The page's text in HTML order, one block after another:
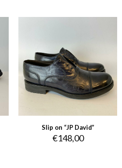
Slip on “JP David”
€148,00